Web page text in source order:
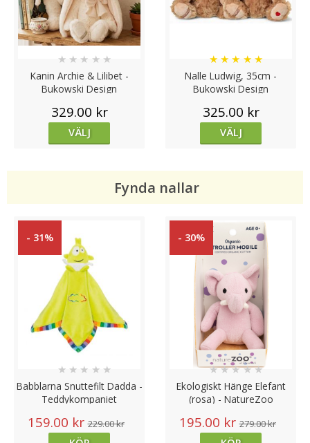
Kanin Archie & Lilibet -
Bukowski Design
★ ★ ★ ★ ★
329.00 kr
VÄLJ
Nalle Ludwig, 35cm -
Bukowski Design
★ ★ ★ ★ ★
325.00 kr
VÄLJ
Fynda nallar
- 31%
Babblarna Snuttefilt Dadda -
Teddykompaniet
★ ★ ★ ★ ★
159.00 kr 229.00 kr
- 30%
Ekologiskt Hänge Elefant
(rosa) - NatureZoo
★★★★★
195.00 kr 279.00 kr